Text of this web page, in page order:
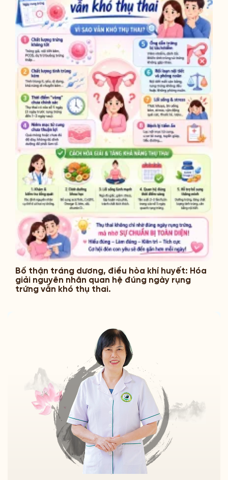
Bổ thận tráng dương, điều hòa khí huyết: Hóa
giải nguyên nhân quan hệ đúng ngày rụng
trứng vẫn khó thụ thai.